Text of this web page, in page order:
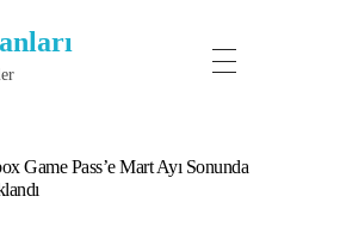
Game Pass’e Mart Ayı Sonunda